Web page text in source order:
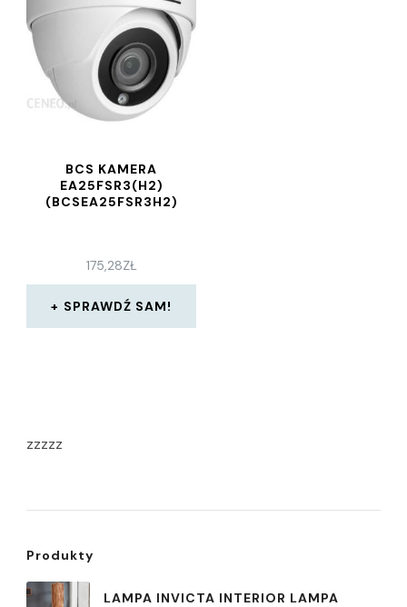
BCS KAMERA
EA25FSR3(H2)
(BCSEA25FSR3H2)
175,28ZŁ
SPRAWDŹ SAM!
zzzzz
Produkty
LAMPA INVICTA INTERIOR LAMPA